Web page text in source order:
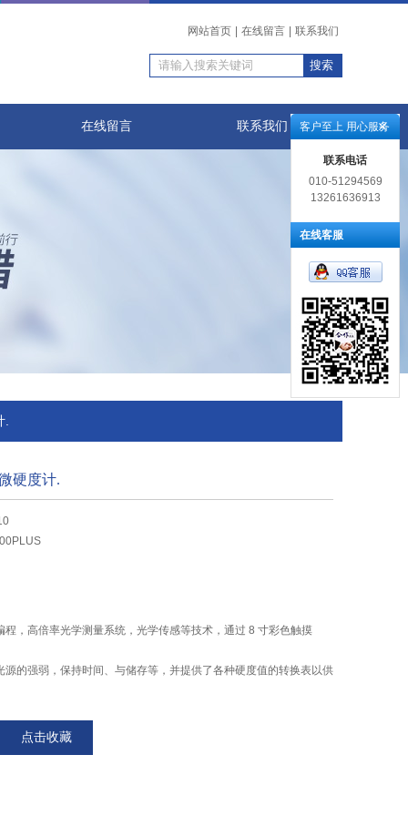
网站首页 在线留言 联系我们
在线留言 联系我们
硬度计.
程，高倍率光学测量系统，光学传感等技术，通过 8 寸彩色触摸
源的强弱，保持时间、与储存等，并提供了各种硬度值的转换表以供
点击收藏
客户至上 用心服务
联系电话
010-51294569
13261636913
在线客服